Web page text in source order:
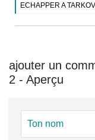
ECHAPPER A
ajouter un
2 - Aperçu